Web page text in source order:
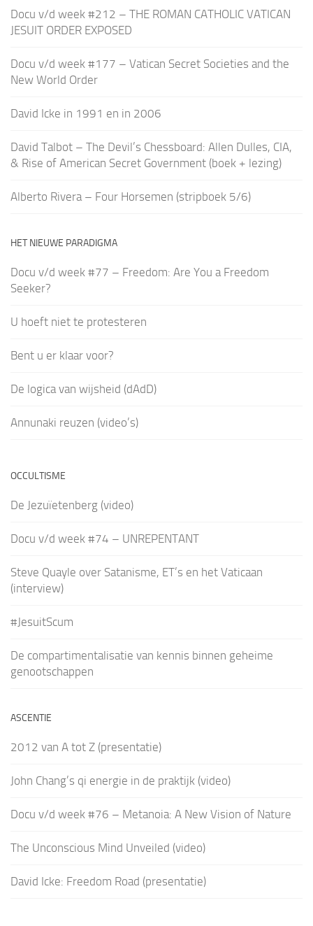
Docu v/d week #212 – THE ROMAN CATHOLIC VATICAN
JESUIT ORDER EXPOSED
Docu v/d week #177 – Vatican Secret Societies and the
New World Order
David Icke in 1991 en in 2006
David Talbot – The Devil’s Chessboard: Allen Dulles, CIA,
& Rise of American Secret Government (boek + lezing)
Alberto Rivera – Four Horsemen (stripboek 5/6)
HET NIEUWE PARADIGMA
Docu v/d week #77 – Freedom: Are You a Freedom
Seeker?
U hoeft niet te protesteren
Bent u er klaar voor?
De logica van wijsheid (dAdD)
Annunaki reuzen (video’s)
OCCULTISME
De Jezuïetenberg (video)
Docu v/d week #74 – UNREPENTANT
Steve Quayle over Satanisme, ET’s en het Vaticaan
(interview)
#JesuitScum
De compartimentalisatie van kennis binnen geheime
genootschappen
ASCENTIE
2012 van A tot Z (presentatie)
John Chang’s qi energie in de praktijk (video)
Docu v/d week #76 – Metanoia: A New Vision of Nature
The Unconscious Mind Unveiled (video)
David Icke: Freedom Road (presentatie)